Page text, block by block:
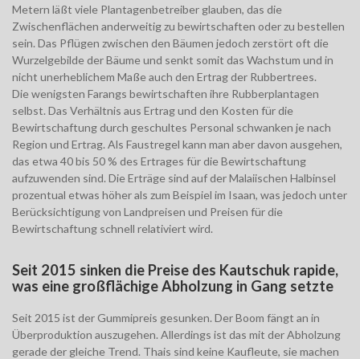
Metern läßt viele Plantagenbetreiber glauben, das die
Zwischenflächen anderweitig zu bewirtschaften oder zu bestellen
sein. Das Pflügen zwischen den Bäumen jedoch zerstört oft die
Wurzelgebilde der Bäume und senkt somit das Wachstum und in
nicht unerheblichem Maße auch den Ertrag der Rubbertrees.
Die wenigsten Farangs bewirtschaften ihre Rubberplantagen
selbst. Das Verhältnis aus Ertrag und den Kosten für die
Bewirtschaftung durch geschultes Personal schwanken je nach
Region und Ertrag. Als Faustregel kann man aber davon ausgehen,
das etwa 40 bis 50 % des Ertrages für die Bewirtschaftung
aufzuwenden sind. Die Erträge sind auf der Malaiischen Halbinsel
prozentual etwas höher als zum Beispiel im Isaan, was jedoch unter
Berücksichtigung von Landpreisen und Preisen für die
Bewirtschaftung schnell relativiert wird.
Seit 2015 sinken die Preise des Kautschuk rapide,
was eine großflächige Abholzung in Gang setzte
Seit 2015 ist der Gummipreis gesunken. Der Boom fängt an in
Überproduktion auszugehen. Allerdings ist das mit der Abholzung
gerade der gleiche Trend. Thais sind keine Kaufleute, sie machen